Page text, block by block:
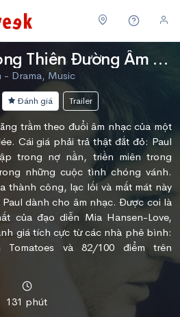
Eden: Lạc Lối Trong Thiên Đường Âm Nhạc
- Drama, Music
Đánh giá Trailer
trầm theo đuổi âm nhạc của một
Cái giá phải trả thật đắt đỏ: Paul
trong nợ nần, triền miên trong
những cuộc tình chóng vánh.
thành công, lạc lối và mất mát này
dành cho âm nhạc. Được coi là
của đạo diễn Mia Hansen-Love,
giá tích cực từ các nhà phê bình:
Tomatoes và 82/100 điểm trên
131 phút